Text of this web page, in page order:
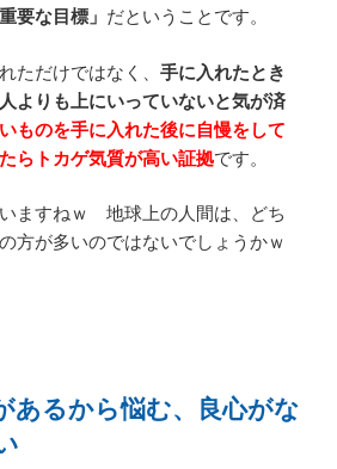
要な目標」 だということです。
ただけではなく、 手に入れたとき
よりも上にいっていないと気が済
ものを手に入れた後に自慢をして
らトカゲ気質が高い証拠です。
ますねｗ 地球上の人間は、どち
方が多いのではないでしょうかｗ
あるから悩む、良心がな